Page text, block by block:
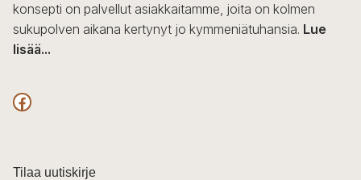
konsepti on palvellut asiakkaitamme, joita on kolmen
sukupolven aikana kertynyt jo kymmeniätuhansia. Lue
lisää...
F
c
Tilaa uutiskirje